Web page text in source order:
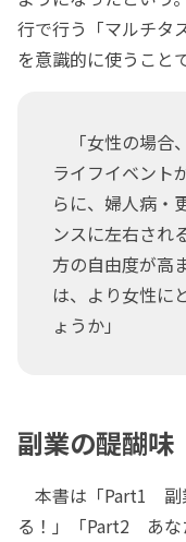
行で行う「マルチタ
を意識的に使うこと
「女性の場合
ライフイベント
らに、婦人病・
ンスに左右され
方の自由度が高
は、より女性に
ょうか」
副業の醍醐味
本書は「Part1 副
る！」「Part2 あな